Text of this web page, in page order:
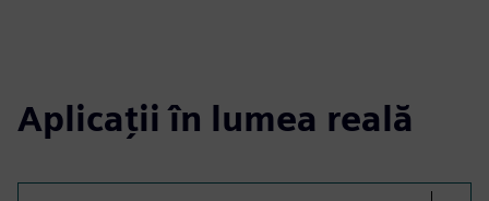
Aplicații în lumea reală